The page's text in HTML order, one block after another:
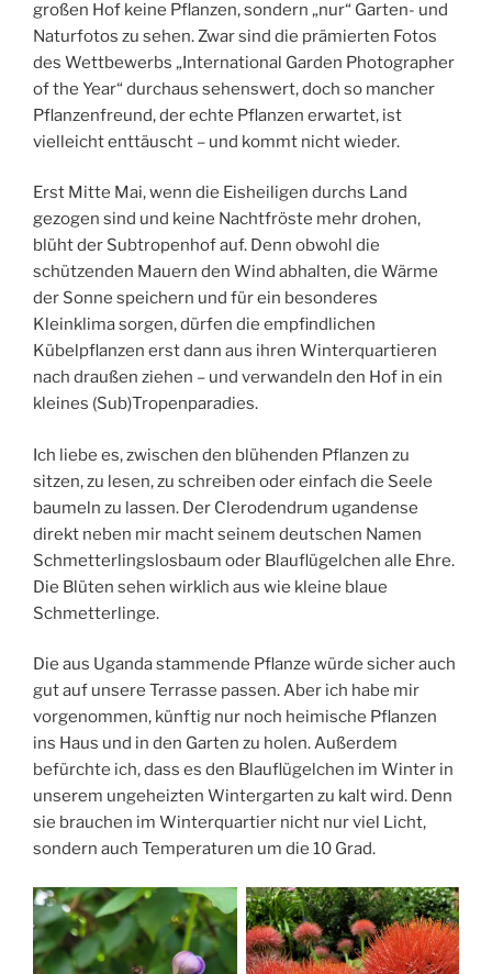
großen Hof keine Pflanzen, sondern „nur“ Garten- und
Naturfotos zu sehen. Zwar sind die prämierten Fotos
des Wettbewerbs „International Garden Photographer
of the Year“ durchaus sehenswert, doch so mancher
Pflanzenfreund, der echte Pflanzen erwartet, ist
vielleicht enttäuscht – und kommt nicht wieder.
Erst Mitte Mai, wenn die Eisheiligen durchs Land
gezogen sind und keine Nachtfröste mehr drohen,
blüht der Subtropenhof auf. Denn obwohl die
schützenden Mauern den Wind abhalten, die Wärme
der Sonne speichern und für ein besonderes
Kleinklima sorgen, dürfen die empfindlichen
Kübelpflanzen erst dann aus ihren Winterquartieren
nach draußen ziehen – und verwandeln den Hof in ein
kleines (Sub)Tropenparadies.
Ich liebe es, zwischen den blühenden Pflanzen zu
sitzen, zu lesen, zu schreiben oder einfach die Seele
baumeln zu lassen. Der Clerodendrum ugandense
direkt neben mir macht seinem deutschen Namen
Schmetterlingslosbaum oder Blauflügelchen alle Ehre.
Die Blüten sehen wirklich aus wie kleine blaue
Schmetterlinge.
Die aus Uganda stammende Pflanze würde sicher auch
gut auf unsere Terrasse passen. Aber ich habe mir
vorgenommen, künftig nur noch heimische Pflanzen
ins Haus und in den Garten zu holen. Außerdem
befürchte ich, dass es den Blauflügelchen im Winter in
unserem ungeheizten Wintergarten zu kalt wird. Denn
sie brauchen im Winterquartier nicht nur viel Licht,
sondern auch Temperaturen um die 10 Grad.